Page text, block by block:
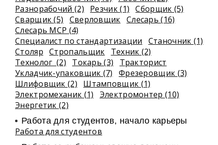
Разнорабочий (2)
Резчик (1)
Сборщик (5)
Сварщик (5)
Сверловщик Слесарь (16)
Слесарь МСР (4)
Специалист по стандартизации
Станочник (1)
Столяр Стропальщик
Техник (2)
Технолог (2)
Токарь (3)
Тракторист
Укладчик-упаковщик (7)
Фрезеровщик (3)
Шлифовщик (2)
Штамповщик (1)
Электромеханик (1)
Электромонтер (10)
Энергетик (2)
Работа для студентов, начало карьеры
Работа для студентов